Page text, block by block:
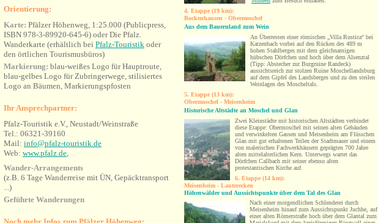
Orientierung:
Karte: Pfälzer Höhenweg, 1:25.000 (Publicpress,
ISBN 978-3-89920-645-6) oder Die Pfalz.
Wanderkarte (erhältlich bei Pfalz-Touristik oder
den örtlichen Tourismusbüros)
Markierung: blau-weißes Logo für Hauptroute,
blau-gelbes Logo für Zubringerwege, stilisiertes
Logo an Bäumen, Markierungspfosten
Ihr Ansprechpartner:
Pfalz-Touristik e.V., Neustadt/Weinstraße
Tel.: 06321-39160
Mail: info@pfalz-touristik.de
Web: www.pfalz.de,
Wander-Arrangements
(z.B. 6 Tage Wanderreise mit ÜN, Gepäcktransport
...)
Geführte Wanderungen
4. Etappe (19 km):
Rockenhausen - Obermoschel
Aus dem Bauernland zum Wein
An Überresten einer römischen „Villa Rustica“ bei
Katzenbach vorbei auf den Rücken des 489 m
hohen Stahlberges mit dem gleichnamigen
hübschen Dörfchen und hoch über dem Alsenztal
(Tipp: Abstecher zur Burgruine Randeck)
aussichtsreich zur stolzen Ruine Moschellandsburg
auf dem Gipfel des Landsberges und zu den steilen
Weinlagen des Moscheltals
5. Etappe (13 km):
Obermoschel - Meisenheim
Historische Altstädte an Moschel und Glan
Zwei Kleinstädte mit historischen Altstädten verbindet
diese Etappe: Obermoschel mit seinen alten Gebäuden
und verwinkelten Gassen und Meisenheim am Flüsschen
Glan mit gut erhaltenen Teilen der Stadtmauerund einem
von malerischen Fachwerkhäusern geprägten 700 Jahre
alten mittelalterlichen Kern. Unterwegs wartet das
Dörfchen Callbach mit seiner ebenso alten
protestantischen Kirche auf.
6. Etappe (14 km):
Meisenheim - Lauterecken
Höhenwälder und Aussichtspunkte über dem Tal des Glan
Nach einer morgendlichen Schlenderei durch
Meisenheim hinauf zum Aussichtspunkt Juchhe, auf
einer alten Römerstraße hoch über dem Glantal zum